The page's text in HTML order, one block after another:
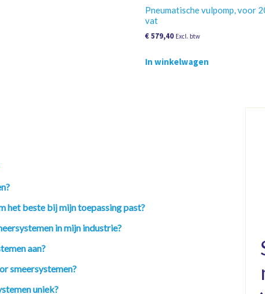
Pneumatische vulpomp, voor
vat
€579,40 Excl. btw
In winkelwagen
het beste bij mijn toepassing past?
in mijn industrie?
aan?
smeersystemen?
uniek?